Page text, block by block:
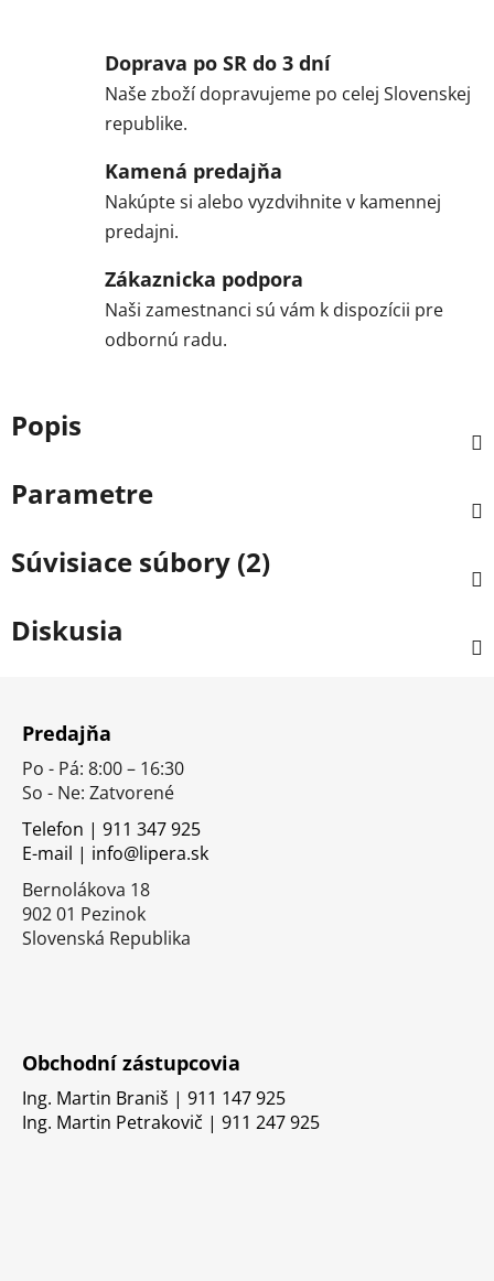
Doprava po SR do 3 dní
Naše zboží dopravujeme po celej Slovenskej
republike.
Kamená predajňa
Nakúpte si alebo vyzdvihnite v kamennej
predajni.
Zákaznicka podpora
Naši zamestnanci sú vám k dispozícii pre
odbornú radu.
Popis
Parametre
Súvisiace súbory (2)
Diskusia
Predajňa
Po - Pá: 8:00 – 16:30
So - Ne: Zatvorené
Telefon | 911 347 925
E-mail | info@lipera.sk
Bernolákova 18
902 01 Pezinok
Slovenská Republika
Obchodní zástupcovia
Ing. Martin Braniš | 911 147 925
Ing. Martin Petrakovič | 911 247 925